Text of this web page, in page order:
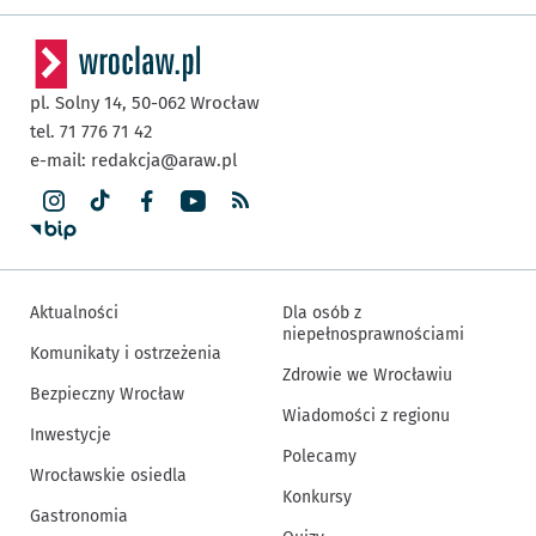
pl. Solny 14, 50-062 Wrocław
tel. 71 776 71 42
e-mail: redakcja@araw.pl
Aktualności
Komunikaty i ostrzeżenia
Bezpieczny Wrocław
Inwestycje
Wrocławskie osiedla
Gastronomia
Dla osób z
niepełnosprawnościami
Zdrowie we Wrocławiu
Wiadomości z regionu
Polecamy
Konkursy